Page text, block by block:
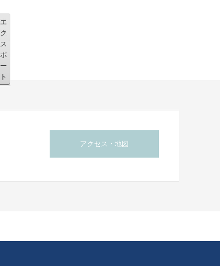
購
読
エ
ク
ス
ポ
ー
ト
アクセス・地図